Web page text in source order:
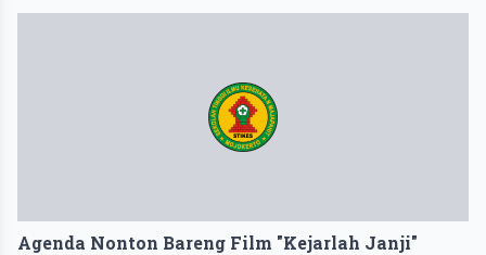
Agenda Nonton Bareng Film "Kejarlah Janji"